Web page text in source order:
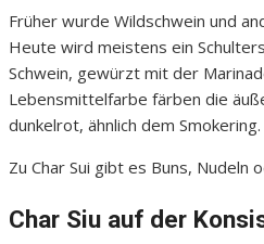
Früher wurde Wildschwein und
Heute wird meistens ein
Schwein, gewürzt mit der
Lebensmittelfarbe färben die
dunkelrot, ähnlich dem Smokering.
Zu Char Sui gibt es Buns, Nudeln
Char Siu auf der